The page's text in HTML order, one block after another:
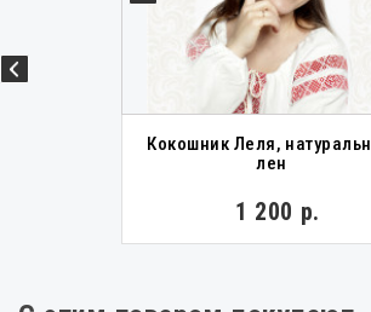
Кокошник Леля,
лен
1 200 р.